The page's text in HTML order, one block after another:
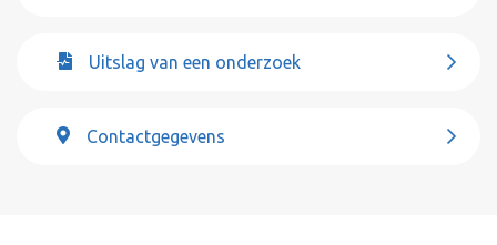
Uitslag van een onderzoek
Contactgegevens